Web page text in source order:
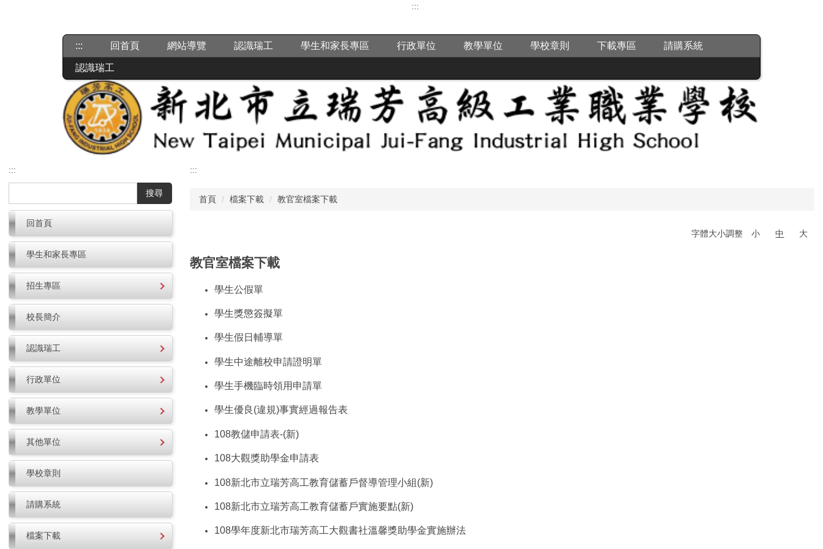
:::
::: 回首頁 網站導覽 認識瑞工 學生和家長專區 行政單位 教學單位 學校章則 下載專區 請購系統
認識瑞工
:::
搜尋
回首頁
學生和家長專區
招生專區
校長簡介
認識瑞工
行政單位
教學單位
其他單位
學校章則
請購系統
檔案下載
:::
首頁 檔案下載 教官室檔案下載
字體大小調整 小 中 大
教官室檔案下載
學生公假單
學生獎懲簽擬單
學生假日輔導單
學生中途離校申請證明單
學生手機臨時領用申請單
學生優良(違規)事實經過報告表
108教儲申請表-(新)
108大觀獎助學金申請表
108新北市立瑞芳高工教育儲蓄戶督導管理小組(新)
108新北市立瑞芳高工教育儲蓄戶實施要點(新)
108學年度新北市瑞芳高工大觀書社溫馨獎助學金實施辦法